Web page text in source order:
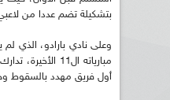
بتشكيلة تضم عددا من
وعلى نادي بارادو، الذي
مبارياته ال11
أول فريق مهدد بالسقوط